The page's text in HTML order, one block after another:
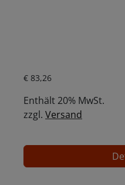
€ 83,26Aktueller Preis ist:
Enthält 20% MwSt.
zzgl. Versand